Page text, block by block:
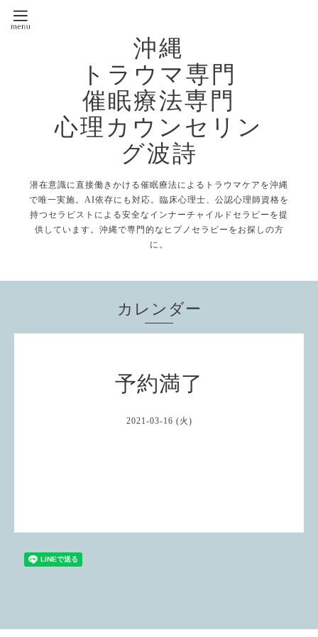
沖縄
トラウマ専門
催眠療法専門
心理カウンセリン
グ波詩
潜在意識に直接働きかける催眠療法によるトラウマケアを沖縄
で唯一実施。AI依存にも対応。臨床心理士、公認心理師資格を
持つセラピストによる安全なインナーチャイルドセラピーを提
供しています。沖縄で専門的なヒプノセラピーをお探しの方
に。
カレンダー
予約満了
2021-03-16 (火)